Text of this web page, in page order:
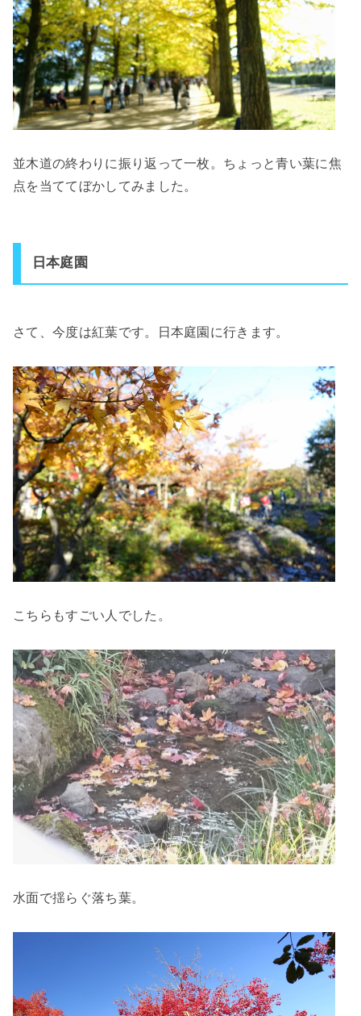
並木道の終わりに振り返って一枚。ちょっと青い葉に焦
点を当ててぼかしてみました。
日本庭園
さて、今度は紅葉です。日本庭園に行きます。
こちらもすごい人でした。
水面で揺らぐ落ち葉。